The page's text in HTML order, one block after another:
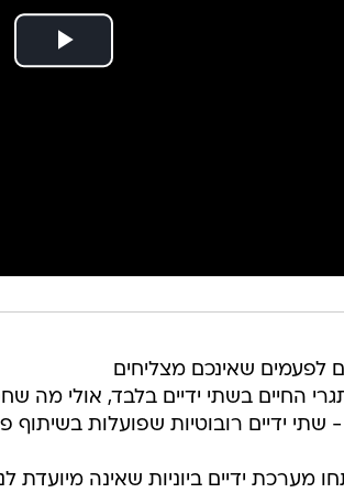
לפעמים שאינכם מצליחים
החיים בשתי ידיים בלבד, אולי מה
ידיים רובוטיות שפועלות בשיתוף
מערכת ידיים ביוניות שאינה